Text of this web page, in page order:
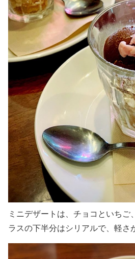
ミニデザートは、チョコといちご
ラスの下半分はシリアルで、軽